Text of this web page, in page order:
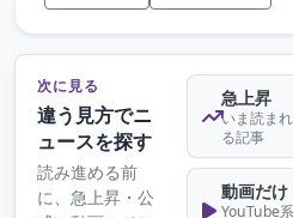
次に見る
違う見方でニ
ュースを探す
読み進める前
に、急上昇・公
急上昇
いま読ま
る記事
動画だけ
YouTube